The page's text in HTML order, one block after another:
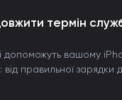
термін
допоможуть вашому
правильної зарядки